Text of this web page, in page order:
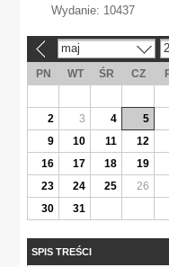
Wydanie: 10437
maj
PN WT ŚR CZ
2
3 4 5
9
10 11 12
16
17 18 19
23
24 25 26
30
31
SPIS TREŚCI